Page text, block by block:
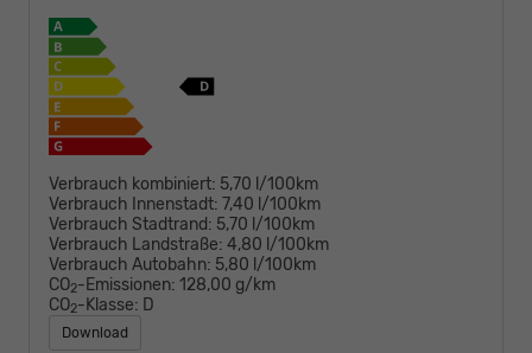
Verbrauch kombiniert: 5,70 l/100km
Verbrauch Innenstadt: 7,40 l/100km
Verbrauch Stadtrand: 5,70 l/100km
Verbrauch Landstraße: 4,80 l/100km
Verbrauch Autobahn: 5,80 l/100km
CO2-Emissionen: 128,00 g/km
CO2-Klasse: D
Download